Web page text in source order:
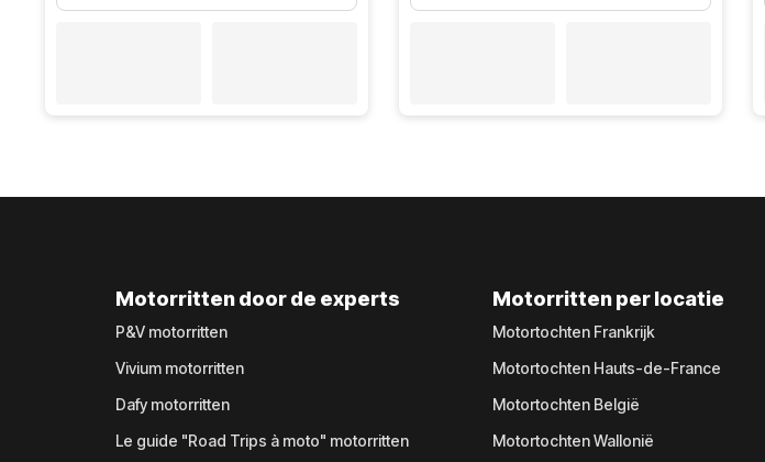
Motorritten door de experts
P&V motorritten
Vivium motorritten
Dafy motorritten
Le guide "Road Trips à moto" motorritten
Motorritten per locatie
Motortochten Frankrijk
Motortochten Hauts-de-France
Motortochten België
Motortochten Wallonië